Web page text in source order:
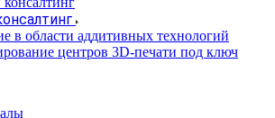
в области аддитивных технологий
центров 3D-печати под ключ